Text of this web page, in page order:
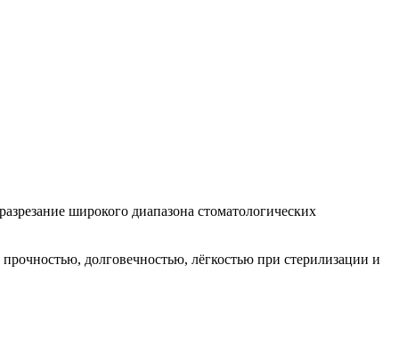
широкого диапазона стоматологических
долговечностью, лёгкостью при стерилизации и